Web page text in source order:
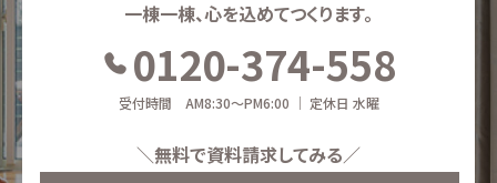
一棟一棟、心を込めてつくります。
0120-374-558
受付時間 AM8:30～PM6:00 ｜ 定休日 水曜
＼無料で資料請求してみる／